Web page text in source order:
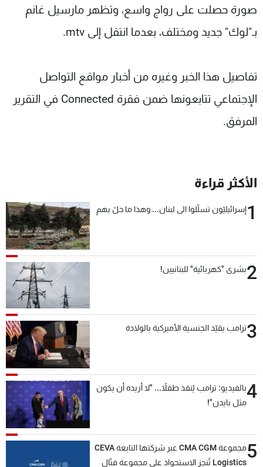
صورة حصلت على رواج واسع، وتظهر مارسيل غانم
بـ"لوك" جديد ومختلف، بعدما انتقل إلى mtv.
تفاصيل هذا الخبر وغيره من أخبار مواقع التواصل
الإجتماعي تتابعونها ضمن فقرة Connected في التقرير
المرفق.
الأكثر قراءة
1إسرائيليّون تسلّلوا الى لبنان... وهذا ما حلّ بهم
2بشرى "كهربائية" للبنانيين!
3ترامب يقيّد الجنسية الأميركية بالولادة
4بالفيديو: ترامب يُنقذ طفلاً... "لا أريده أن يكون
مثل بايدن"!
5
مجموعة CMA CGM عبر شركتها التابعة CEVA
Logistics تُنجز الاستحواذ على مجموعة فتّال
عن MTV
لاعلاناتكم
وظائف
تواصل معنا
شروط الإسـتخدام